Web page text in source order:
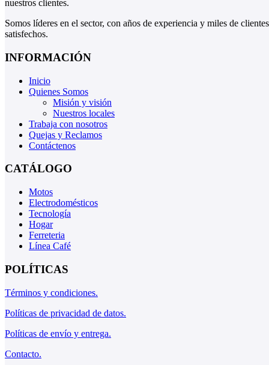
nuestros clientes.
Somos líderes en el sector, con años de experiencia y miles de clientes
satisfechos.
INFORMACIÓN
Inicio
Quienes Somos
Misión y visión
Nuestros locales
Trabaja con nosotros
Quejas y Reclamos
Contáctenos
CATÁLOGO
Motos
Electrodomésticos
Tecnología
Hogar
Ferreteria
Línea Café
POLÍTICAS
Términos y condiciones.
Políticas de privacidad de datos.
Políticas de envío y entrega.
Contacto.